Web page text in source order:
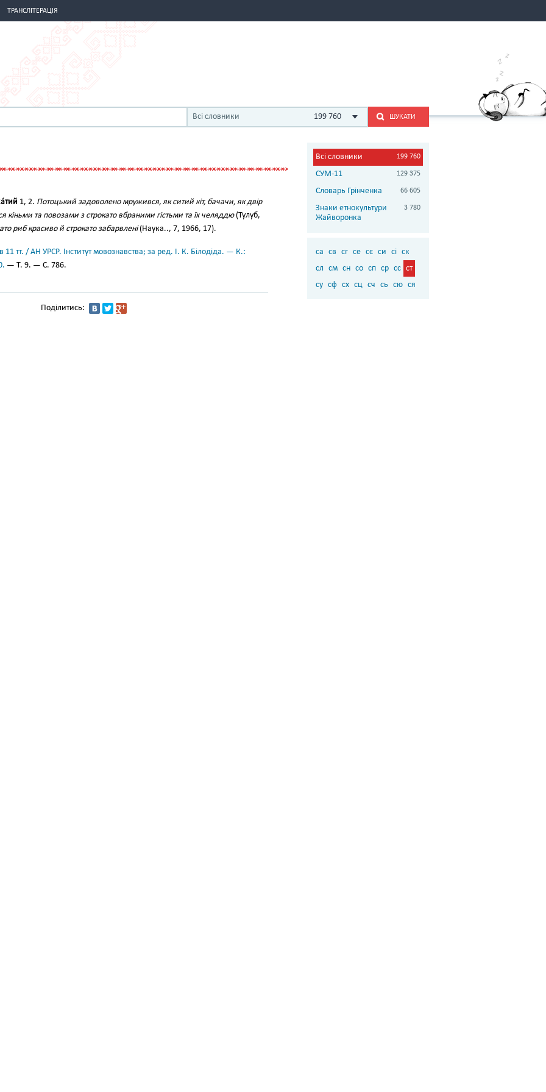
ТРАНСЛІТЕРАЦІЯ
Всі словники 199 760 ШУКАТИ
1, 2. Потоцький задоволено мружився, як ситий кіт, бачачи, як двір
кіньми та повозами з строкато вбраними гістьми та їх челяддю(Тулуб,
риб красиво й строкато забарвлені(Наука.., 7, 1966, 17).
11 тт. / АН УРСР. Інститут мовознавства; за ред. І. К. Білодіда. — К.:
— Т. 9. — С. 786.
Поділитись:
Всі словники 199 760
СУМ-11 129 375
Словарь Грінченка 66 605
Знаки етнокультури
Жайворонка
3 780
са св сг се сє си сі ск
сл см сн со сп ср сс ст
су сф сх сц сч сь сю ся